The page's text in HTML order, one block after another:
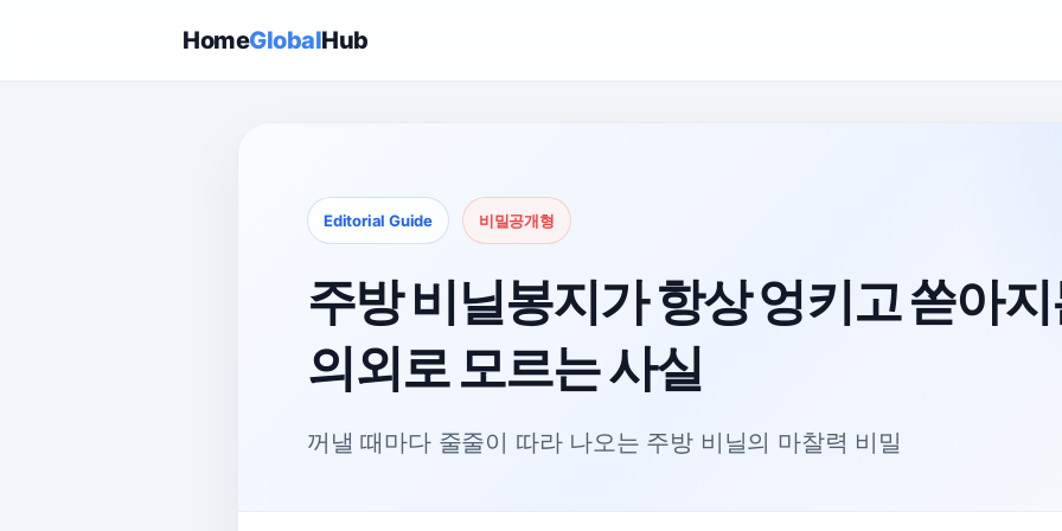
HomeGlobalHub
Editorial Guide 비밀공개형
주방 비닐봉지가 항상 엉키고 쏟아
의외로 모르는 사실
꺼낼 때마다 줄줄이 따라 나오는 주방 비닐의 마찰력 비밀